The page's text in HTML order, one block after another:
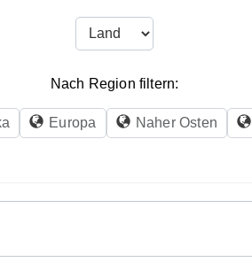
Nach Region filtern:
Europa Naher Osten